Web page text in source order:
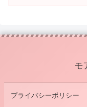
モ
プライバシーポリシー